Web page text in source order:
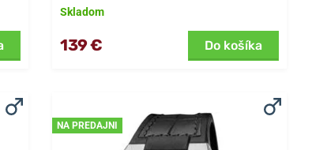
Skladom
139 € Do košíka
NA PREDAJNI